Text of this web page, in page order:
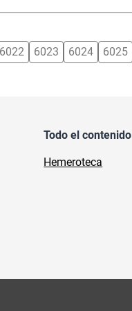
6023 6024 6025
Todo el contenido
Hemeroteca